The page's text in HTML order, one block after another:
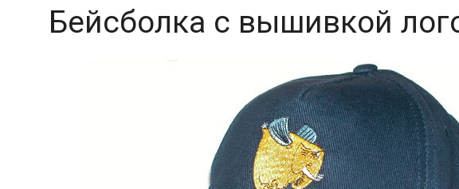
Бейсболка с вышивкой